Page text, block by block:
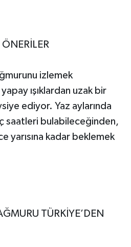
izlemek
ışıklardan uzak bir
ediyor. Yaz aylarında
saatleri bulabileceğinden,
yarısına kadar beklemek
TÜRKİYE’DEN